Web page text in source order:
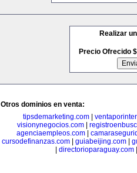
Realizar
Precio Ofrecido $
Otros dominios en venta:
tipsdemarketing.com|
visionynegocios.com|
agenciaempleos.com|
cursodefinanzas.com| guiabeijing.com|
directorioparaguay.com|